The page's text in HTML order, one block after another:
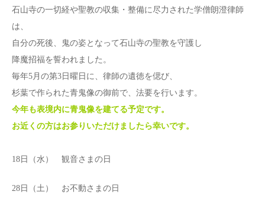
石山寺の一切経や聖教の収集・整備に尽力された学僧朗澄律師
は、
自分の死後、鬼の姿となって石山寺の聖教を守護し
降魔招福を誓われました。
毎年5月の第3日曜日に、律師の遺徳を偲び、
杉葉で作られた青鬼像の御前で、法要を行います。
今年も表境内に青鬼像を建てる予定です。
お近くの方はお参りいただけましたら幸いです。
18日（水） 観音さまの日
28日（土） お不動さまの日